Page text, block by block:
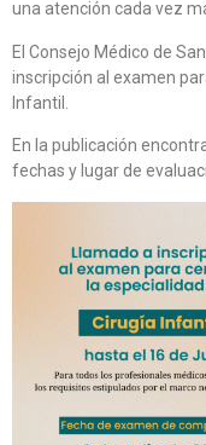
una atención cada vez
El Consejo Médico de
inscripción al examen
Infantil.
En la publicación
fechas y lugar de